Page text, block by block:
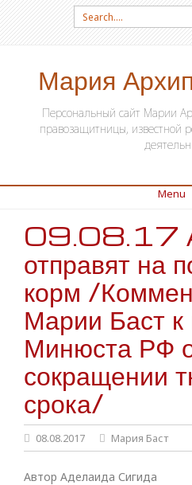
Search for:
Мария
Персональный сайт Марии
правозащитницы, известной
Menu
SKIP TO CONTENT
09.08.17
отправят на
корм /
Марии Баст к
Минюста РФ
сокращении
срока/
08.08.2017 Мария Баст
Автор Аделаида Сигида